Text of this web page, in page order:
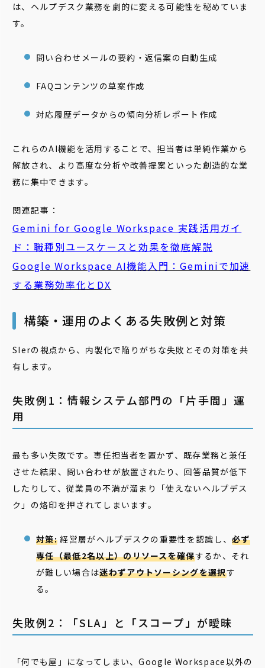
は、ヘルプデスク業務を劇的に変える可能性を秘めていま
す。
問い合わせメールの要約・返信案の自動生成
FAQコンテンツの草案作成
対応履歴データからの傾向分析レポート作成
これらのAI機能を活用することで、担当者は単純作業から
解放され、より高度な分析や改善提案といった創造的な業
務に集中できます。
関連記事：
Gemini for Google Workspace 実践活用ガイ
ド：職種別ユースケースと効果を徹底解説
Google Workspace AI機能入門：Geminiで加速
する業務効率化とDX
構築・運用のよくある失敗例と対策
SIerの視点から、内製化で陥りがちな失敗とその対策を共
有します。
失敗例1：情報システム部門の「片手間」運
用
最も多い失敗です。専任担当者を置かず、既存業務と兼任
させた結果、問い合わせが放置されたり、回答品質が低下
したりして、従業員の不満が溜まり「使えないヘルプデス
ク」の烙印を押されてしまいます。
対策:経営層がヘルプデスクの重要性を認識し、必ず
専任（最低2名以上）のリソースを確保するか、それ
が難しい場合は迷わずアウトソーシングを選択す
る。
失敗例2：「SLA」と「スコープ」が曖昧
「何でも屋」になってしまい、Google Workspace以外の